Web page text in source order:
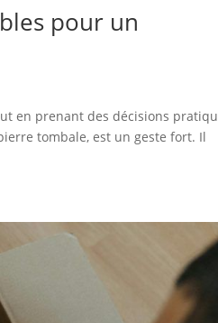
pour un
en prenant des décisions
tombale, est un geste fort. Il